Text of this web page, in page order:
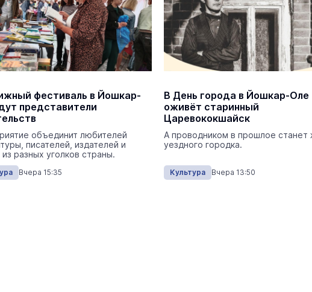
Ямаев о премьере в театре
«Для меня не бывает
спектаклей»
18 марта 11:05
Как узнать на законных
кто собственник
фестиваль в Йошкар-
представители
объединит любителей
писателей, издателей и
из разных уголков страны.
Вчера 15:35
В День города в Йошкар-Оле
оживёт старинный
Царевококшайск
А проводником в прошлое станет
уездного городка.
Культура Вчера 13:50
В марийском лесу засекли
бесшумную хищницу